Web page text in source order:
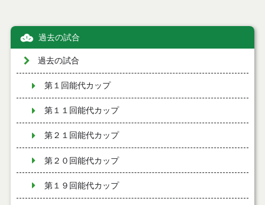
過去の試合
過去の試合
第１回能代カップ
第１１回能代カップ
第２１回能代カップ
第２０回能代カップ
第１９回能代カップ